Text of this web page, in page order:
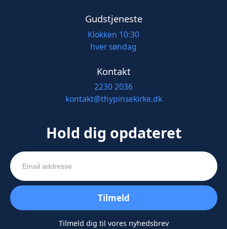
Hold dig opdateret
Tilmeld dig til vores nyhedsbrev
Gudstjeneste
Klokken 10:30
hver søndag
Kontakt
2230 2036
kontakt@thypinsekirke.dk